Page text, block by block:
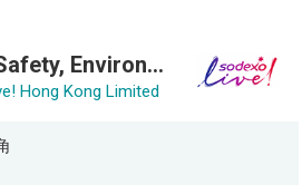
Health Safety, Environment & Quality Assurance Officer (Maternity cover – 5 months contract)
Hong Kong Limited